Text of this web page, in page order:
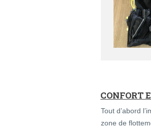
CONFORT
Tout d’abord
zone de